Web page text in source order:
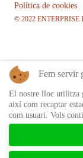
Política de cookies
© 2022 ENTERPRISE
Fem servir
El nostre lloc utilitza
així com recaptar
com usuari. Vols